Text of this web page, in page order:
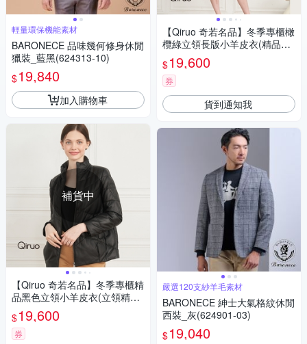
輕量環保機能素材
BARONECE 品味幾何修身休閒
獵裝_藍黑(624313-10)
$19,840
加入購物車
補貨中
【Qiruo 奇若名品】冬季專櫃精
品黑色立領小羊皮衣(立領精品
時尚 黑色小羊皮衣9068E)
$19,600
券
【Qiruo 奇若名品】冬季專櫃橄
欖綠立領長版小羊皮衣(精品時
尚橄欖綠小羊皮衣大衣型2867
E)
$19,600
券
貨到通知我
嚴選120支紗羊毛素材
BARONECE 紳士大氣格紋休閒
西裝_灰(624901-03)
$19,040